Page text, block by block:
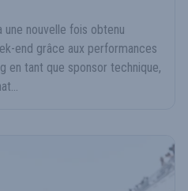
nouvelle fois obtenu
end grâce aux performances
en tant que sponsor technique,